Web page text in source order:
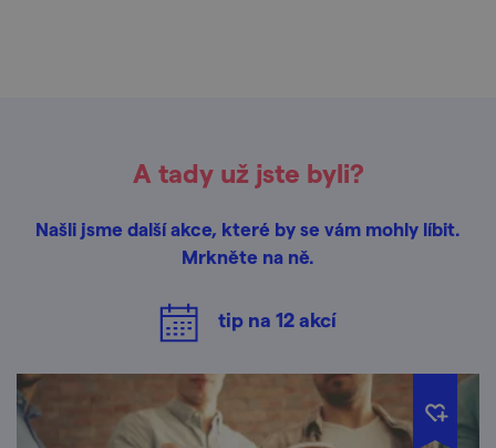
A tady už jste byli?
Našli jsme další akce, které by se vám mohly líbit.
Mrkněte na ně.
tip na 12akcí